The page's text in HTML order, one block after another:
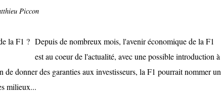
Piccon
Depuis de nombreux mois, l'avenir économique de la F1
est au coeur de l'actualité, avec une possible introduction à
donner des garanties aux investisseurs, la F1 pourrait nommer un
milieux...